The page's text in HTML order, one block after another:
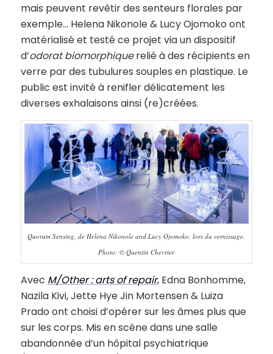
mais peuvent revêtir des senteurs florales par
exemple… Helena Nikonole & Lucy Ojomoko ont
matérialisé et testé ce projet via un dispositif
d’odorat biomorphiquerelié à des récipients en
verre par des tubulures souples en plastique. Le
public est invité à renifler délicatement les
diverses exhalaisons ainsi (re)créées.
Quorum Sensing, de Helena Nikonole and Lucy Ojomoko, lors du vernissage.
Photo: © Quentin Chevrier
Avec M/Other : arts of repair, Edna Bonhomme,
Nazila Kivi, Jette Hye Jin Mortensen & Luiza
Prado ont choisi d’opérer sur les âmes plus que
sur les corps. Mis en scène dans une salle
abandonnée d’un hôpital psychiatrique